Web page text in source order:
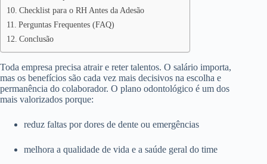
Checklist para o RH Antes da Adesão
Perguntas Frequentes (FAQ)
Conclusão
Toda empresa precisa atrair e reter talentos. O salário importa,
mas os benefícios são cada vez mais decisivos na escolha e
permanência do colaborador. O plano odontológico é um dos
mais valorizados porque:
reduz faltas por dores de dente ou emergências
melhora a qualidade de vida e a saúde geral do time